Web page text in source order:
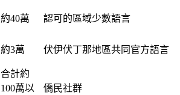
約40萬 認可的區域少數語言
約3萬 伏伊伏丁那地區共同官方語言
合計約
100萬以
僑民社群